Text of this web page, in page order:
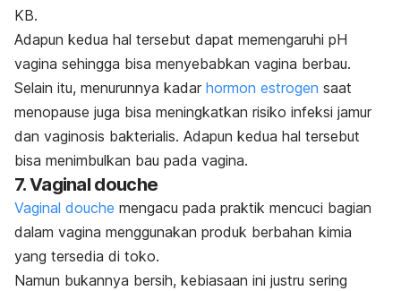
KB.
Adapun kedua hal tersebut dapat memengaruhi pH
vagina sehingga bisa menyebabkan vagina berbau.
Selain itu, menurunnya kadar hormon estrogen saat
menopause juga bisa meningkatkan risiko infeksi jamur
dan vaginosis bakterialis. Adapun kedua hal tersebut
bisa menimbulkan bau pada vagina.
7. Vaginal douche
Vaginal douche mengacu pada praktik mencuci bagian
dalam vagina menggunakan produk berbahan kimia
yang tersedia di toko.
Namun bukannya bersih, kebiasaan ini justru sering